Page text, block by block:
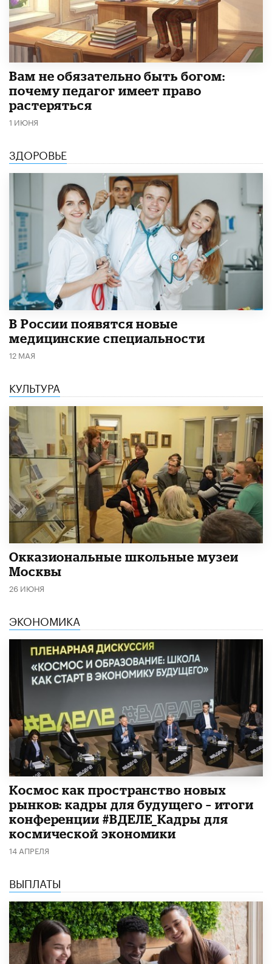
​Вам не обязательно быть богом:
почему педагог имеет право
растеряться
1 ИЮНЯ
ЗДОРОВЬЕ
В России появятся новые
медицинские специальности
12 МАЯ
КУЛЬТУРА
​Окказиональные школьные музеи
Москвы
26 ИЮНЯ
ЭКОНОМИКА
Космос как пространство новых
рынков: кадры для будущего – итоги
конференции #ВДЕЛЕ_Кадры для
космической экономики
14 АПРЕЛЯ
ВЫПЛАТЫ